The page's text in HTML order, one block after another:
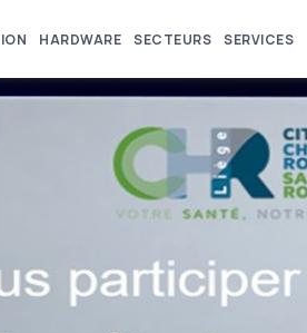
HARDWARE SECTEURS SERVICES